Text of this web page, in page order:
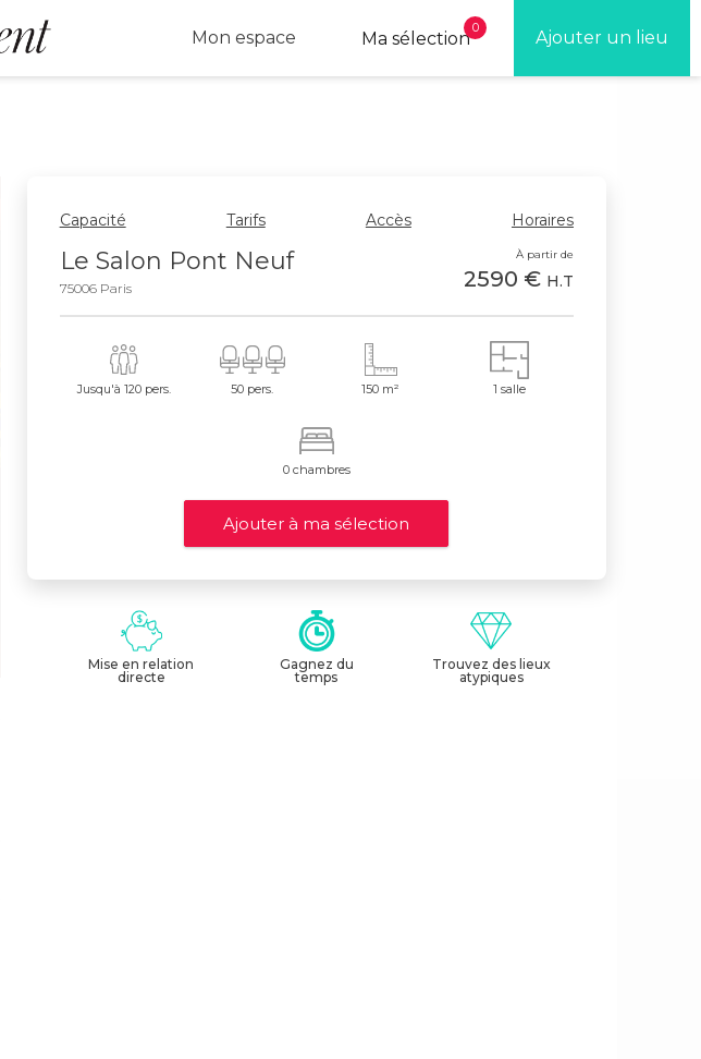
Ajouter un lieu
Ma sélection
0
Mon espace
Capacité Tarifs Accès Horaires
Le Salon Pont Neuf
75006 Paris
À partir de
2590 € H.T
Jusqu'à 120 pers. 50 pers. 150 m² 1 salle
0 chambres
Mise en relation
directe
Gagnez du
temps
Trouvez des lieux
atypiques